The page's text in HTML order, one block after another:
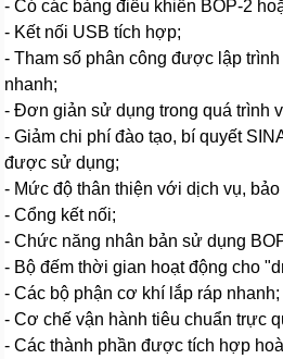
- Có các bảng điều khiển BOP-2
- Kết nối USB tích hợp;
- Tham số phân công được lập
nhanh;
- Đơn giản sử dụng trong quá trình
- Giảm chi phí đào tạo, bí quyết
được sử dụng;
- Mức độ thân thiện với dịch vụ,
- Cổng kết nối;
- Chức năng nhân bản sử dụng
- Bộ đếm thời gian hoạt động cho
- Các bộ phận cơ khí lắp ráp nhanh;
- Cơ chế vận hành tiêu chuẩn trực
- Các thành phần được tích hợp